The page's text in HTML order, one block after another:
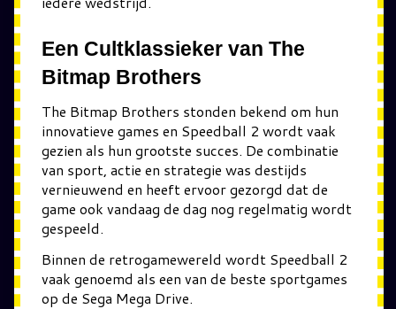
Een Cultklassieker van The
Bitmap Brothers
The Bitmap Brothers stonden bekend om hun
innovatieve games en Speedball 2 wordt vaak
gezien als hun grootste succes. De combinatie
van sport, actie en strategie was destijds
vernieuwend en heeft ervoor gezorgd dat de
game ook vandaag de dag nog regelmatig wordt
gespeeld.
Binnen de retrogamewereld wordt Speedball 2
vaak genoemd als een van de beste sportgames
op de Sega Mega Drive.